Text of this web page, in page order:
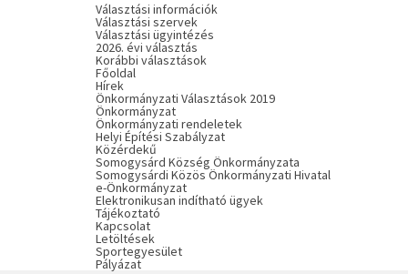
Választási információk
Választási szervek
Választási ügyintézés
2026. évi választás
Korábbi választások
Főoldal
Hírek
Önkormányzati Választások 2019
Önkormányzat
Önkormányzati rendeletek
Helyi Építési Szabályzat
Közérdekű
Somogysárd Község Önkormányzata
Somogysárdi Közös Önkormányzati Hivatal
e-Önkormányzat
Elektronikusan indítható ügyek
Tájékoztató
Kapcsolat
Letöltések
Sportegyesület
Pályázat